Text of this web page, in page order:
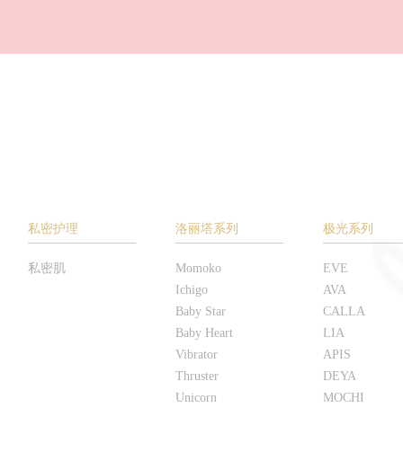
私密护理
私密肌
洛丽塔系列
Momoko
Ichigo
Baby Star
Baby Heart
Vibrator
Thruster
Unicorn
极光系列
EVE
AVA
CALLA
LIA
APIS
DEYA
MOCHI